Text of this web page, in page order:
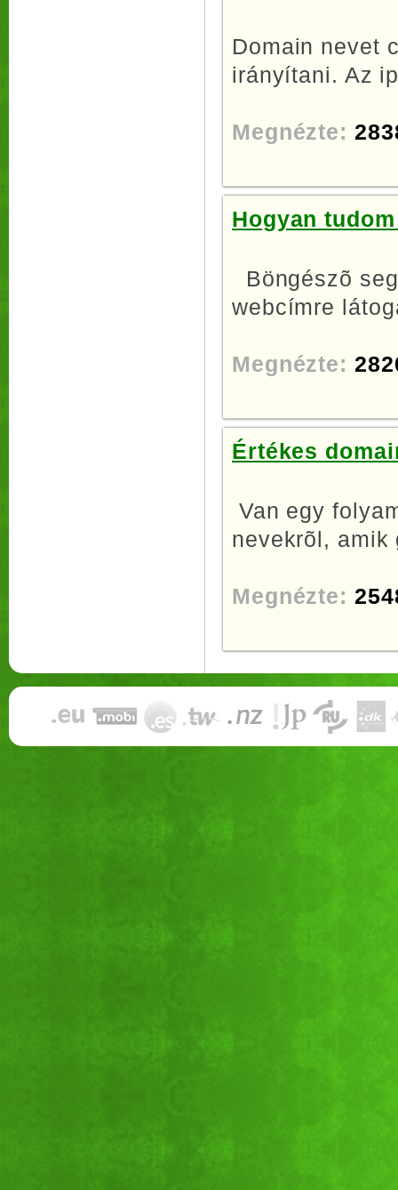
Domain nevet
irányítani. Az
Megnézte:
Hogyan
Böngészõ
webcímre
Megnézte:
Értékes
Van egy
nevekrõl, amik
Megnézte: